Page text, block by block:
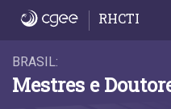
4.8 Diferença da
RHCTI
BRASIL:
Mestres e